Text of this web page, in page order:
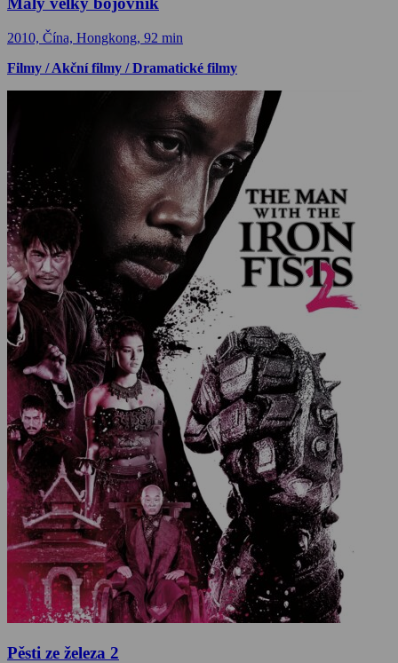
2010, Čína, Hongkong, 92 min
Filmy / Akční filmy / Dramatické filmy
Pěsti ze železa 2